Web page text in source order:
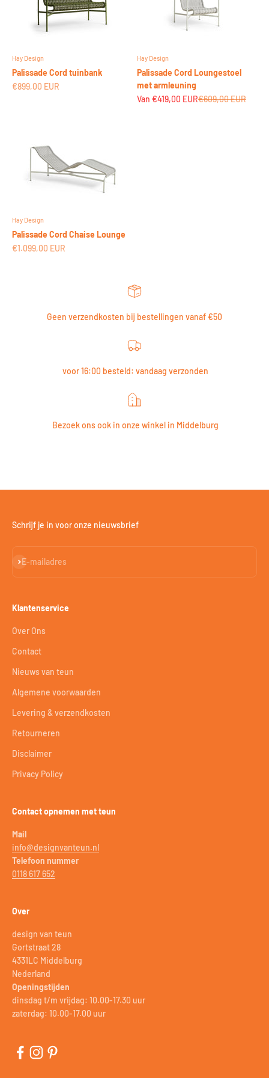
Hay Design
Palissade Cord tuinbank
Aanbiedingsprijs
€899,00 EUR
Hay Design
Palissade Cord Loungestoel
met armleuning
Aanbiedingsprijs
Van €419,00 EURNormale prijs
€609,00 EUR
Hay Design
Palissade Cord Chaise Lounge
Aanbiedingsprijs
€1.099,00 EUR
Geen verzendkosten bij bestellingen vanaf €50
voor 16:00 besteld: vandaag verzonden
Bezoek ons ook in onze winkel in Middelburg
Schrijf je in voor onze nieuwsbrief
E-mailadres
Abonneren
Klantenservice
Over Ons
Contact
Nieuws van teun
Algemene voorwaarden
Levering & verzendkosten
Retourneren
Disclaimer
Privacy Policy
Contact opnemen met teun
Mail
info@designvanteun.nl
Telefoon nummer
0118 617 652
Over
design van teun
Gortstraat 28
4331LC Middelburg
Nederland
Openingstijden
dinsdag t/m vrijdag: 10.00-17.30 uur
zaterdag: 10.00-17.00 uur